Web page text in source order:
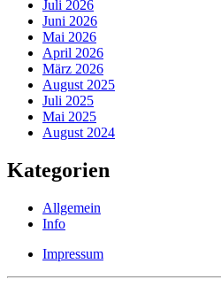
Juli 2026
Juni 2026
Mai 2026
April 2026
März 2026
August 2025
Juli 2025
Mai 2025
August 2024
Kategorien
Allgemein
Info
Impressum